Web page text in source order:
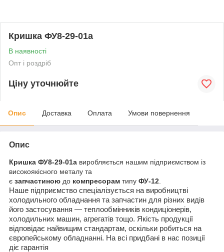
Кришка ФУ8-29-01а
В наявності
Опт і роздріб
Ціну уточнюйте
Опис Доставка Оплата Умови повернення
Опис
Кришка ФУ8-29-01а виробляється нашим підприємством із
високоякісного металу та
є запчастиною до компресорам типу ФУ-12
Наше підприємство спеціалізується на виробництві
холодильного обладнання та запчастин для різних видів
його застосування — теплообмінників кондиціонерів,
холодильних машин, агрегатів тощо. Якість продукції
відповідає найвищим стандартам, оскільки робиться на
європейському обладнанні. На всі придбані в нас позиції
діє гарантія